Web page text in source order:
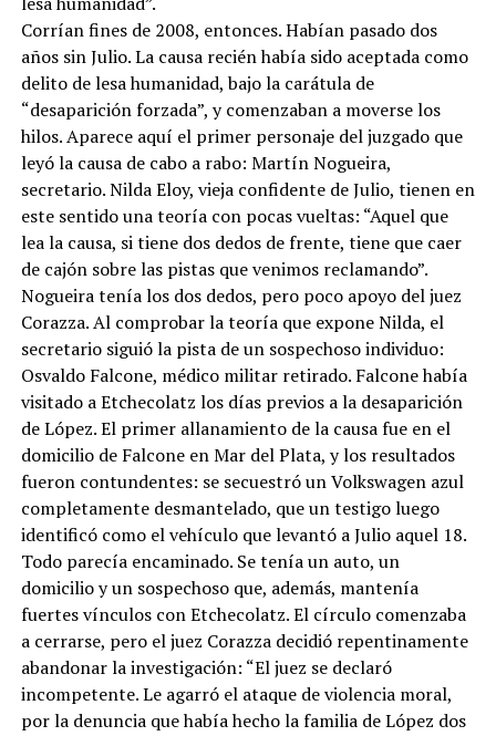
Corrían fines de 2008, entonces. Habían pasado dos
años sin Julio. La causa recién había sido aceptada como
delito de lesa humanidad, bajo la carátula de
“desaparición forzada”, y comenzaban a moverse los
hilos. Aparece aquí el primer personaje del juzgado que
leyó la causa de cabo a rabo: Martín Nogueira,
secretario. Nilda Eloy, vieja confidente de Julio, tienen en
este sentido una teoría con pocas vueltas: “Aquel que
lea la causa, si tiene dos dedos de frente, tiene que caer
de cajón sobre las pistas que venimos reclamando”.
Nogueira tenía los dos dedos, pero poco apoyo del juez
Corazza. Al comprobar la teoría que expone Nilda, el
secretario siguió la pista de un sospechoso individuo:
Osvaldo Falcone, médico militar retirado. Falcone había
visitado a Etchecolatz los días previos a la desaparición
de López. El primer allanamiento de la causa fue en el
domicilio de Falcone en Mar del Plata, y los resultados
fueron contundentes: se secuestró un Volkswagen azul
completamente desmantelado, que un testigo luego
identificó como el vehículo que levantó a Julio aquel 18.
Todo parecía encaminado. Se tenía un auto, un
domicilio y un sospechoso que, además, mantenía
fuertes vínculos con Etchecolatz. El círculo comenzaba
a cerrarse, pero el juez Corazza decidió repentinamente
abandonar la investigación: “El juez se declaró
incompetente. Le agarró el ataque de violencia moral,
por la denuncia que había hecho la familia de López dos